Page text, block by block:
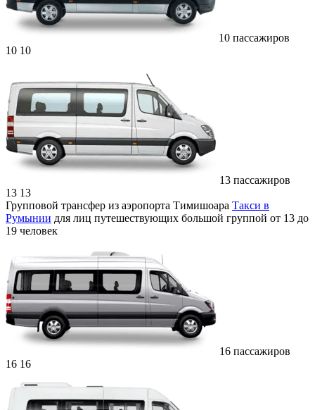
10 пассажиров
10 10
13 пассажиров
13 13
Групповой трансфер из аэропорта Тимишоара Такси в
Румынии для лиц путешествующих большой группой от 13 до
19 человек
16 пассажиров
16 16